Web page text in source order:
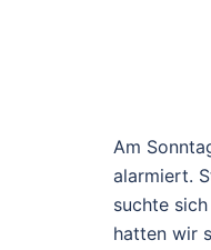
Am
alarmiert.
suchte
hatten wir